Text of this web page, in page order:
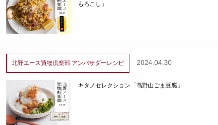
もろこし」
北野エース買物倶楽部 アンバサダーレシピ 2024.04.30
キタノセレクション「高野山ごま豆腐」